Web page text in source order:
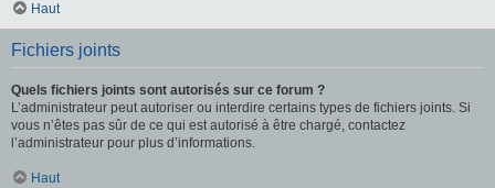
Haut
Fichiers joints
Quels fichiers joints sont autorisés sur ce forum ?
L’administrateur peut autoriser ou interdire certains types de fichiers joints. Si
vous n’êtes pas sûr de ce qui est autorisé à être chargé, contactez
l’administrateur pour plus d’informations.
Haut